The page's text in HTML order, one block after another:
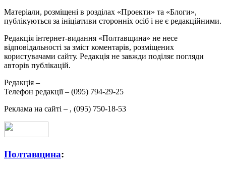
Матеріали, розміщені в розділах «Проекти» та «Блоги»,
публікуються за ініціативи сторонніх осіб і не є редакційними.
Редакція інтернет-видання «Полтавщина» не несе
відповідальності за зміст коментарів, розміщених
користувачами сайту. Редакція не завжди поділяє погляди
авторів публікацій.
Редакція –
Телефон редакції – (095) 794-29-25
Реклама на сайті – , (095) 750-18-53
Полтавщина: